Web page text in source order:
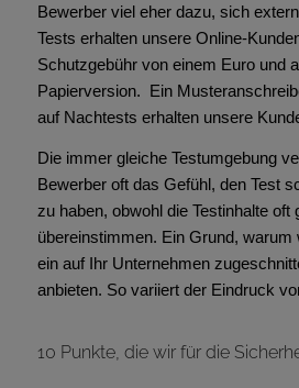
Bewerber viel eher dazu, sich
Tests erhalten unsere Online-
Schutzgebühr von einem Euro und
Papierversion. Ein
auf Nachtests erhalten unsere
Die immer gleiche Testumgebung
Bewerber oft das Gefühl, den Test
zu haben, obwohl die Testinhalte oft
übereinstimmen. Ein Grund, warum
ein auf Ihr Unternehmen
anbieten. So variiert der Eindruck
10 Punkte, die wir für die